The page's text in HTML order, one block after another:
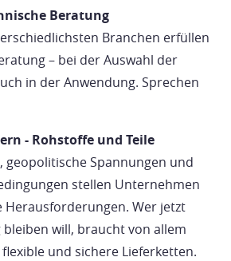
Beratung
Branchen erfüllen
– bei der Auswahl der
in der Anwendung. Sprechen
- Rohstoffe und Teile
geopolitische Spannungen und
stellen Unternehmen
Wer jetzt
will, braucht von allem
und sichere Lieferketten.